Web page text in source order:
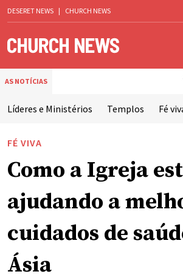
DESERET NEWS | CHURCH NEWS
AS NOTÍCIAS
Líderes e Ministérios Templos Fé
FÉ VIVA
Como a Igreja
ajudando a
cuidados de
Ásia